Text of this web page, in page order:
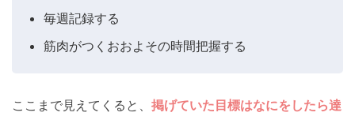
毎週記録する
筋肉がつくおおよその時間把握する
ここまで見えてくると、 掲げていた目標はなにをしたら達